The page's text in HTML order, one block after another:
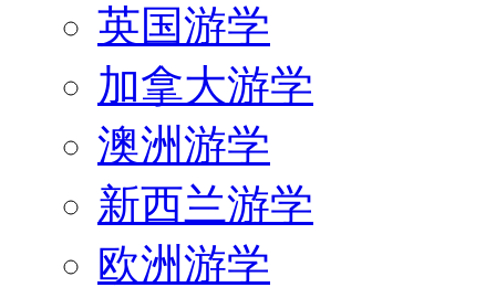
英国游学
加拿大游学
澳洲游学
新西兰游学
欧洲游学